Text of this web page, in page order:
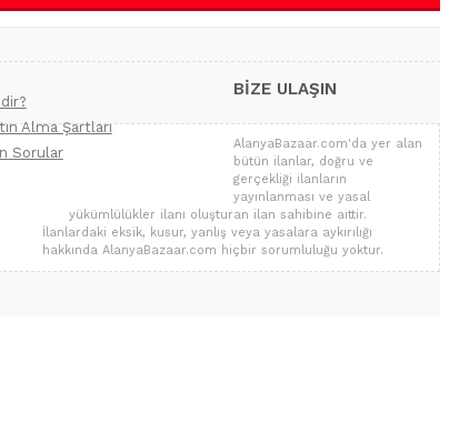
Alma Şartları
Sorular
BİZE ULAŞIN
AlanyaBazaar.com'da yer alan
bütün ilanlar, doğru ve
gerçekliği ilanların
yayınlanması ve yasal
yükümlülükler ilanı oluşturan ilan sahibine aittir.
İlanlardaki eksik, kusur, yanlış veya yasalara aykırılığı
hakkında AlanyaBazaar.com hiçbir sorumluluğu yoktur.